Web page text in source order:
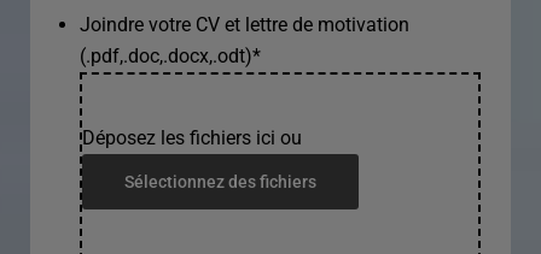
Joindre votre CV et lettre de motivation
(.pdf,.doc,.docx,.odt)*
Déposez les fichiers ici ou
Sélectionnez des fichiers